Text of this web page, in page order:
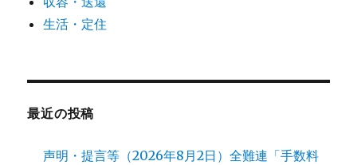
生活・定住
最近の投稿
声明・提言等（2026年8月2日）全難連「手数料